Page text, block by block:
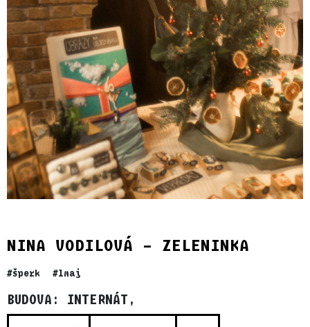
NINA VODILOVÁ – ZELENINKA
#šperk #1maj
BUDOVA: INTERNÁT,